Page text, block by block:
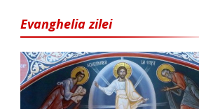
Evanghelia zilei